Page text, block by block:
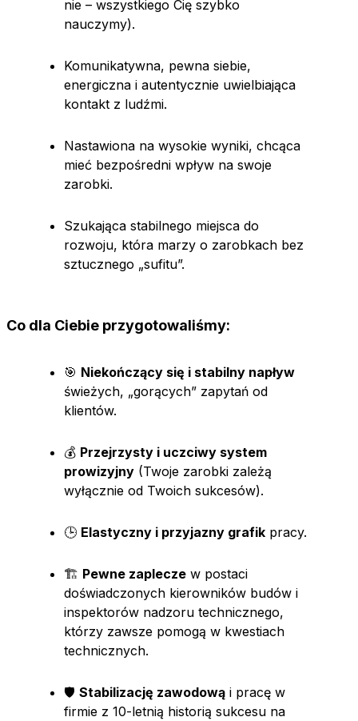
nie – wszystkiego Cię szybko
nauczymy).
Komunikatywna, pewna siebie,
energiczna i autentycznie uwielbiająca
kontakt z ludźmi.
Nastawiona na wysokie wyniki, chcąca
mieć bezpośredni wpływ na swoje
zarobki.
Szukająca stabilnego miejsca do
rozwoju, która marzy o zarobkach bez
sztucznego „sufitu”.
Co dla Ciebie przygotowaliśmy:
🎯 Niekończący się i stabilny napływ
świeżych, „gorących” zapytań od
klientów.
💰 Przejrzysty i uczciwy system
prowizyjny (Twoje zarobki zależą
wyłącznie od Twoich sukcesów).
🕒 Elastyczny i przyjazny grafik pracy.
🏗️ Pewne zaplecze w postaci
doświadczonych kierowników budów i
inspektorów nadzoru technicznego,
którzy zawsze pomogą w kwestiach
technicznych.
🛡️ Stabilizację zawodową i pracę w
firmie z 10-letnią historią sukcesu na